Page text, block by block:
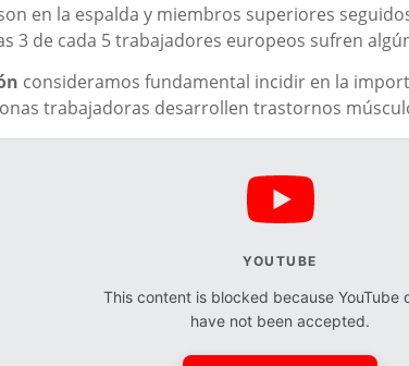
en la espalda y miembros superiores
3 de cada 5 trabajadores europeos sufren
consideramos fundamental incidir en la
trabajadoras desarrollen trastornos
YOUTUBE
This content is blocked because YouTube
have not been accepted.